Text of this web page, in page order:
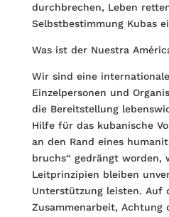
durchbrechen, Leben
Selbstbestimmung Kubas
Was ist der Nuestra
Wir sind eine
Einzelpersonen und
die Bereitstellung
Hilfe für das kubani­sche
an den Rand eines
bruchs“ gedrängt worden,
Leitprinzipien bleiben
Unterstützung leisten. Auf
Zusammen­arbeit, Achtung